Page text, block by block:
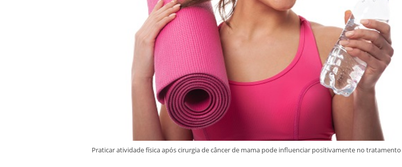
Praticar atividade física após cirurgia de câncer de mama pode influenciar positivamente no tratamento